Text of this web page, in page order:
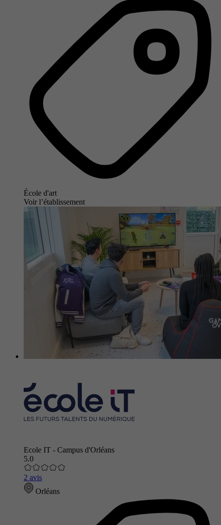
École d'art
Voir l’établissement
Ecole IT - Campus d'Orléans
5.0
2 avis
Orléans